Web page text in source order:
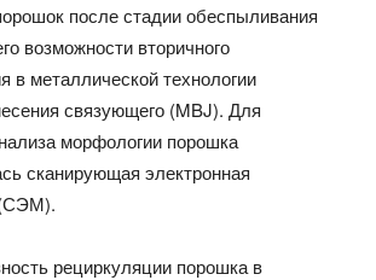
после стадии обеспыливания
возможности вторичного
в металлической технологии
связующего (MBJ). Для
морфологии порошка
сканирующая электронная
(СЭМ).
рециркуляции порошка в